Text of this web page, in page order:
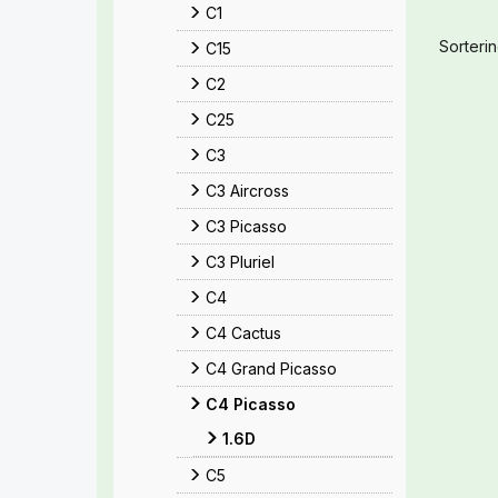
C1
C15
C2
C25
C3
C3 Aircross
C3 Picasso
C3 Pluriel
C4
C4 Cactus
C4 Grand Picasso
C4 Picasso
1.6D
C5